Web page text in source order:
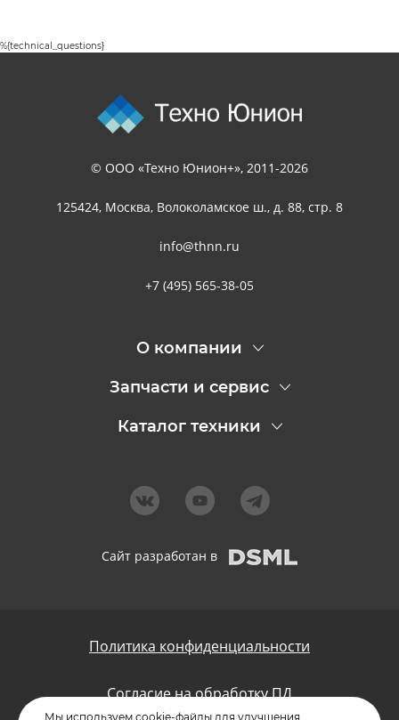
%{technical_questions}
© ООО «Техно Юнион+», 2011-2026
125424, Москва, Волоколамское ш., д. 88, стр. 8
info@thnn.ru
+7 (495) 565-38-05
О компании
Запчасти и сервис
Каталог техники
Сайт разработан в
Политика конфиденциальности
Согласие на обработку ПД
Мы используем cookie-файлы для улучшения